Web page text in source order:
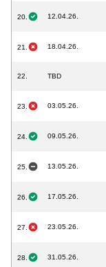
20. 12.04.26.
21. 18.04.26.
22. TBD
23. 03.05.26.
24. 09.05.26.
25. 13.05.26.
26. 17.05.26.
27. 23.05.26.
28. 31.05.26.